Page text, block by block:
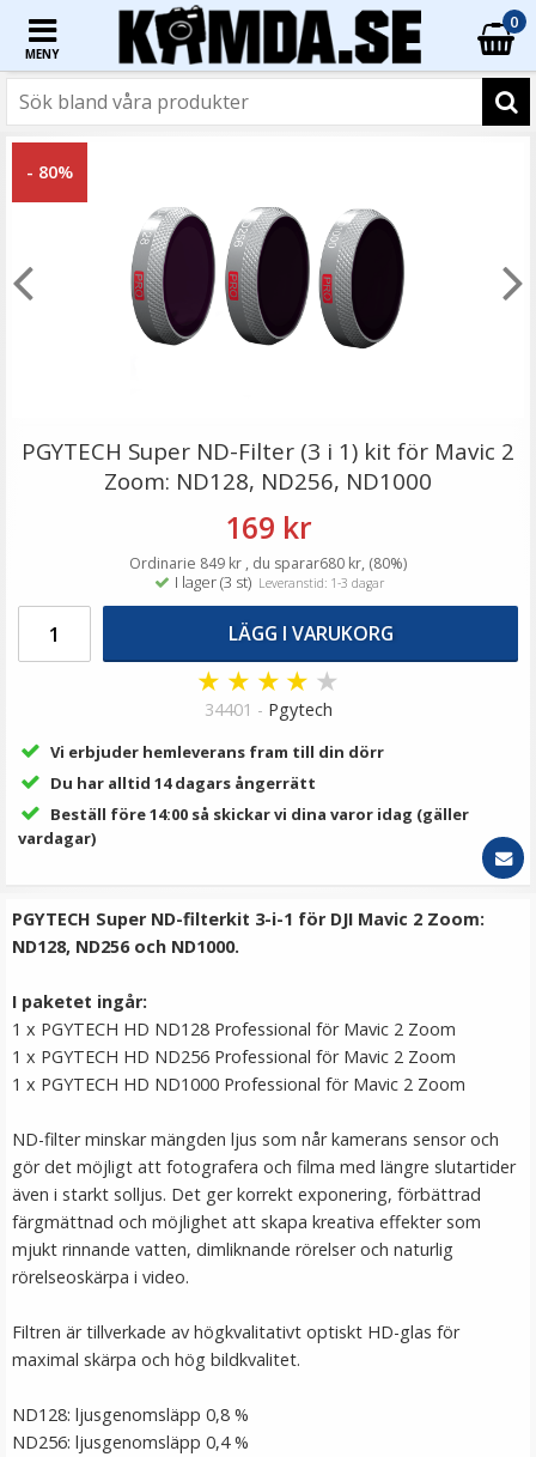
MENY
0
139 kr
LÄGG I VARUKORG
Retroinspirerad i form som en Filmrulle
149 kr
LÄGG I VARUKORG
- 80%
PGYTECH Super ND-Filter (3 i 1) kit för Mavic 2
Zoom: ND128, ND256, ND1000
169 kr
Ordinarie 849 kr , du sparar680 kr, (80%)
I lager (3 st) Leveranstid: 1-3 dagar
LÄGG I VARUKORG
★ ★ ★ ★ ★
34401 - Pgytech
Vi erbjuder hemleverans fram till din dörr
Du har alltid 14 dagars ångerrätt
Beställ före 14:00 så skickar vi dina varor idag (gäller
vardagar)
PGYTECH Super ND-filterkit 3-i-1 för DJI Mavic 2 Zoom:
ND128, ND256 och ND1000.
I paketet ingår:
1 x PGYTECH HD ND128 Professional för Mavic 2 Zoom
1 x PGYTECH HD ND256 Professional för Mavic 2 Zoom
1 x PGYTECH HD ND1000 Professional för Mavic 2 Zoom
ND-filter minskar mängden ljus som når kamerans sensor och
gör det möjligt att fotografera och filma med längre slutartider
även i starkt solljus. Det ger korrekt exponering, förbättrad
färgmättnad och möjlighet att skapa kreativa effekter som
mjukt rinnande vatten, dimliknande rörelser och naturlig
rörelseoskärpa i video.
Filtren är tillverkade av högkvalitativt optiskt HD-glas för
maximal skärpa och hög bildkvalitet.
ND128: ljusgenomsläpp 0,8 %
ND256: ljusgenomsläpp 0,4 %